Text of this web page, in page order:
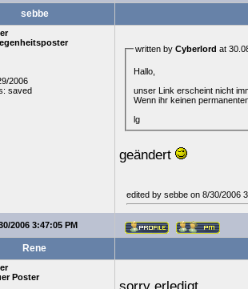
sebbe
2006
saved
written by Cyberlord at
Hallo,
unser Link erscheint nicht
Wenn ihr keinen
lg
geändert
edited by sebbe on 8/30/2006
2006 3:47:05 PM
Rene
Poster